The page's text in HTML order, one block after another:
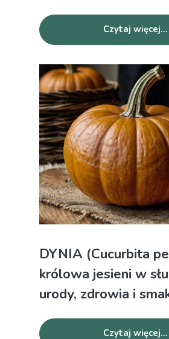
Czytaj więcej...
DYNIA (Cucurbita
królowa jesieni w
urody, zdrowia i
Czytaj więcej...